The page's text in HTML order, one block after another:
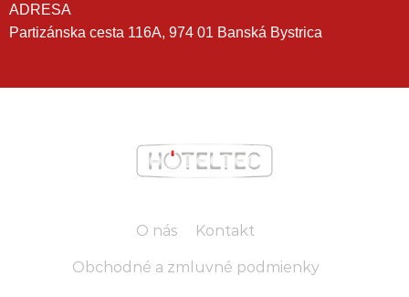
ADRESA
Partizánska cesta 116A, 974 01 Banská Bystrica
O nás Kontakt
Obchodné a zmluvné podmienky